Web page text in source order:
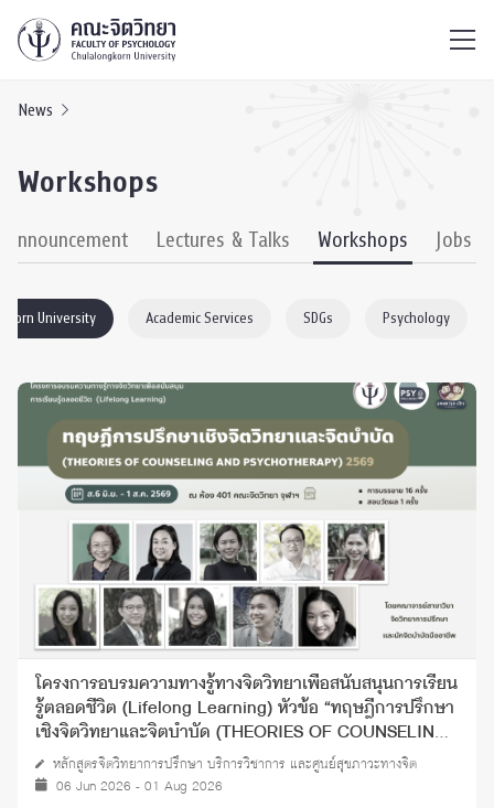
News
Workshops
Lectures & Talks Workshops Jobs
University Academic Services SDGs Psychology
โครงการอบรมความทางรู้ทางจิตวิทยาเพื่อสนับสนุนการเรียน
รู้ตลอดชีวิต (Lifelong Learning) หัวข้อ “ทฤษฎีการปรึกษา
เชิงจิตวิทยาและจิตบำบัด (THEORIES OF COUNSELING
AND PSYCHOTHERAPY)” ปี 2568
หลักสูตรจิตวิทยาการปรึกษา บริการวิชาการ และศูนย์สุขภาวะทางจิต
06 Jun 2026 - 01 Aug 2026